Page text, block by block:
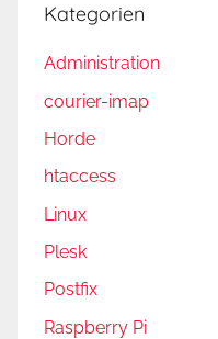
Kategorien
Administration
courier-imap
Horde
htaccess
Linux
Plesk
Postfix
Raspberry Pi